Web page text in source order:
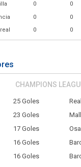
0 0
0 0
0 0
CHAMPIONS
25 Goles
23 Goles
17 Goles
16 Goles
16 Goles